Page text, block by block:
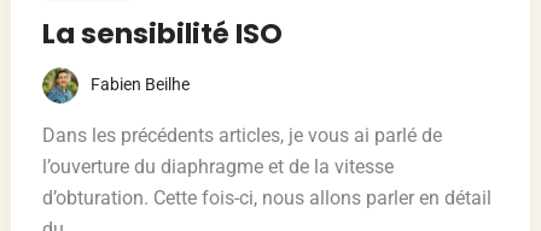
La sensibilité ISO
Fabien Beilhe
Dans les précédents articles, je vous ai parlé de
l’ouverture du diaphragme et de la vitesse
d’obturation. Cette fois-ci, nous allons parler en détail